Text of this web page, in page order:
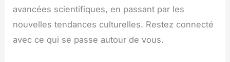
avancées scientifiques, en passant par les
nouvelles tendances culturelles. Restez connecté
avec ce qui se passe autour de vous.